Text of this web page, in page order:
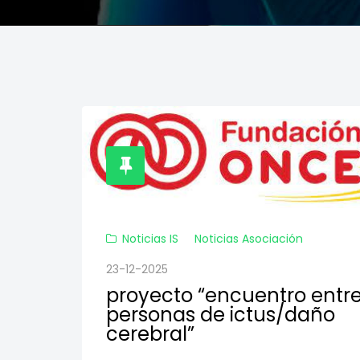
Noticias IS
Noticias Asociación
23-12-2025
proyecto “encuentro
personas de ictus/daño
cerebral”